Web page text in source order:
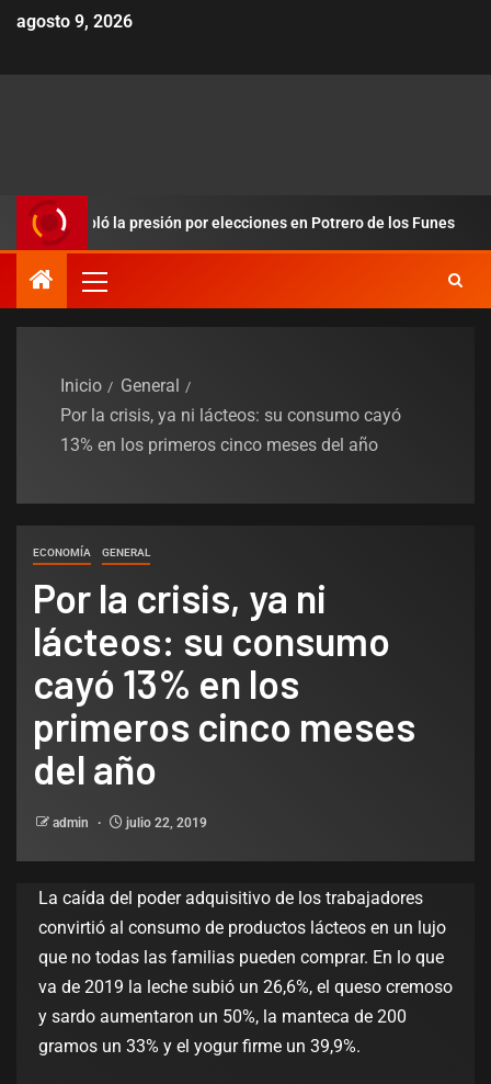
agosto 9, 2026
la presión por elecciones en Potrero de los Funes
Inicio
General
Por la crisis, ya ni lácteos: su consumo cayó
13% en los primeros cinco meses del año
ECONOMÍA GENERAL
Por la crisis, ya ni
lácteos: su consumo
cayó 13% en los
primeros cinco meses
del año
admin julio 22, 2019
La caída del poder adquisitivo de los trabajadores
convirtió al consumo de productos lácteos en un lujo
que no todas las familias pueden comprar. En lo que
va de 2019 la leche subió un 26,6%, el queso cremoso
y sardo aumentaron un 50%, la manteca de 200
gramos un 33% y el yogur firme un 39,9%.